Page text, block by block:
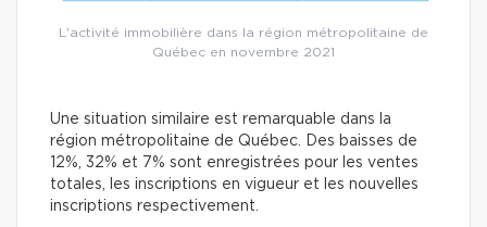
L'activité immobilière dans la région métropolitaine de
Québec en novembre 2021
Une situation similaire est remarquable dans la
région métropolitaine de Québec. Des baisses de
12%, 32% et 7% sont enregistrées pour les ventes
totales, les inscriptions en vigueur et les nouvelles
inscriptions respectivement.